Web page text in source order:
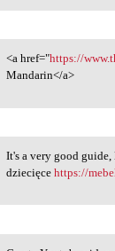
<a href="https://
<a href="https://
Mandarin</a>
It's a very good
It's a very good
dziecięcehttps://